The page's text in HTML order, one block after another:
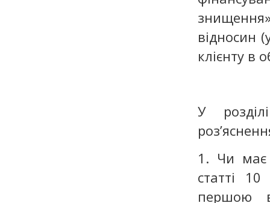
відносин
клієнту в
У
1. Чи має
статті
першою